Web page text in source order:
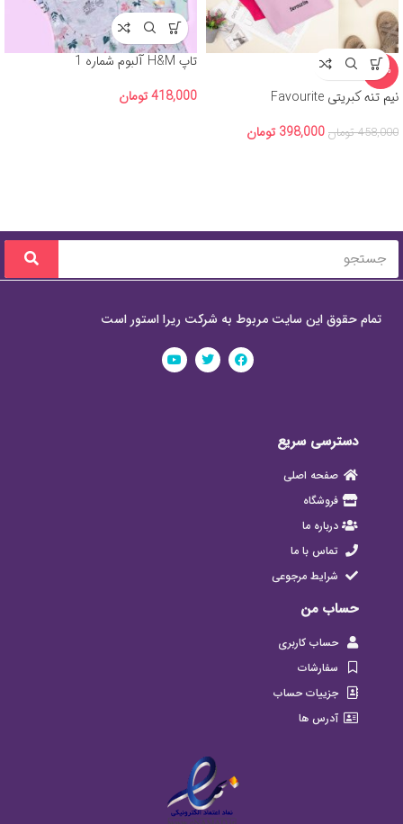
-13%
نیم تنه کبریتی Favourite
458,000 تومان 398,000 تومان
تاپ H&M آلبوم شماره 1
418,000تومان
تمام حقوق این سایت مربوط به شرکت ریرا استور است
دسترسی سریع
صفحه اصلی
فروشگاه
درباره ما
تماس با ما
شرایط مرجوعی
حساب من
حساب کاربری
سفارشات
جزییات حساب
آدرس ها